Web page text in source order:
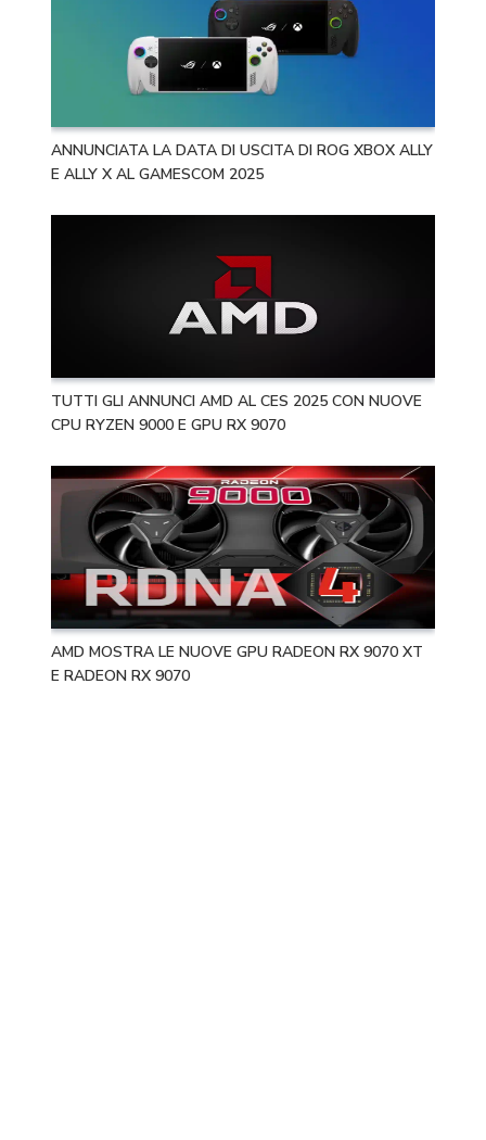
ANNUNCIATA LA DATA DI USCITA DI ROG XBOX ALLY
E ALLY X AL GAMESCOM 2025
TUTTI GLI ANNUNCI AMD AL CES 2025 CON NUOVE
CPU RYZEN 9000 E GPU RX 9070
AMD MOSTRA LE NUOVE GPU RADEON RX 9070 XT
E RADEON RX 9070